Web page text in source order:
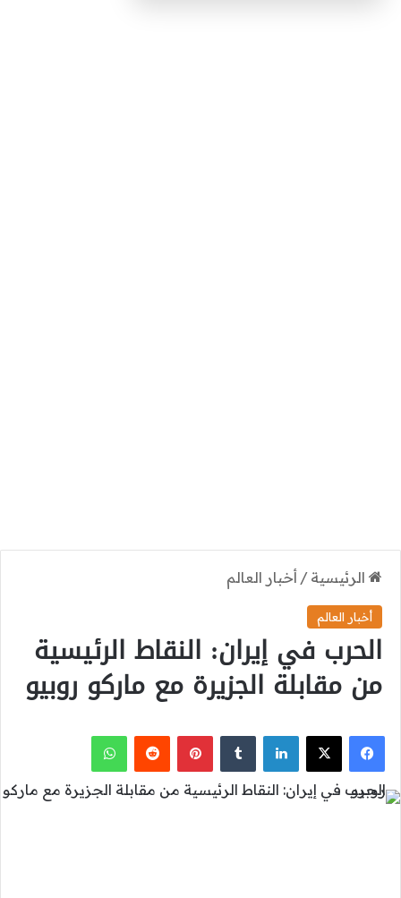
الرئيسية / أخبار العالم
أخبار العالم
الحرب في إيران: النقاط الرئيسية
من مقابلة الجزيرة مع ماركو روبيو
فيسبوك
‫X لينكدإن بينتيريست واتساب